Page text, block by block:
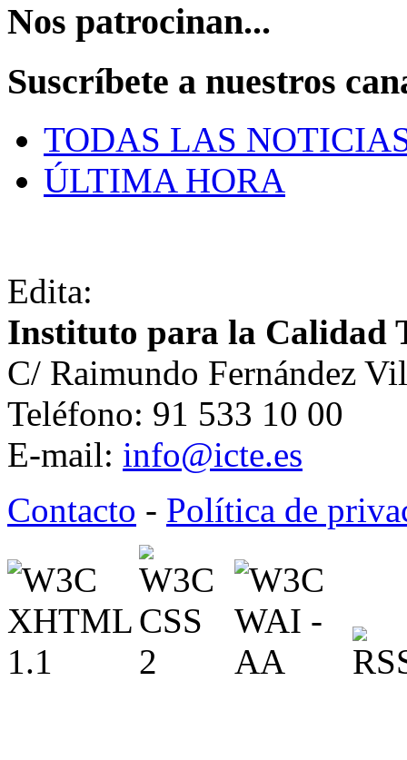
Nos patrocinan...
Suscríbete a nuestros
TODAS LAS
ÚLTIMA HORA
Edita:
Instituto para la Calidad
C/ Raimundo Fernández
Teléfono: 91 533 10 00
E-mail: info@icte.es
Contacto - Política de